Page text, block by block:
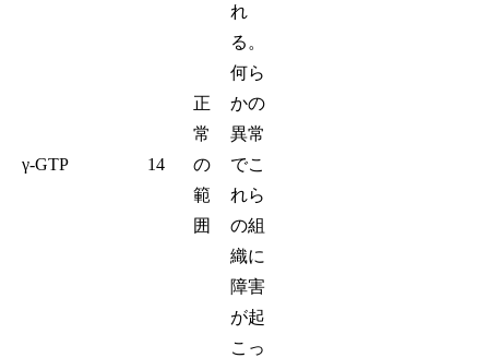
γ-GTP 14
正
常
の
範
囲
れ
る。
何ら
かの
異常
でこ
れら
の組
織に
障害
が起
こっ